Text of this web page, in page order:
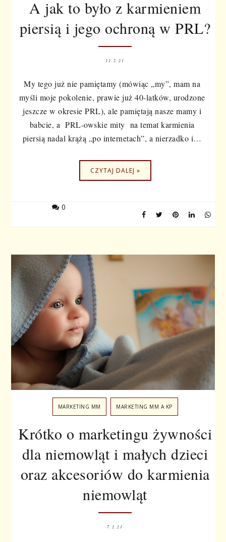
A jak to było z karmieniem
piersią i jego ochroną w PRL?
12.2.21
My tego już nie pamiętamy (mówiąc „my”, mam na
myśli moje pokolenie, prawie już 40-latków, urodzone
jeszcze w okresie PRL), ale pamiętają nasze mamy i
babcie, a PRL-owskie mity na temat karmienia
piersią nadal krążą „po internetach”, a nierzadko i…
CZYTAJ DALEJ »
0
MARKETING MM MARKETING MM A KP
Krótko o marketingu żywności
dla niemowląt i małych dzieci
oraz akcesoriów do karmienia
niemowląt
7.2.21